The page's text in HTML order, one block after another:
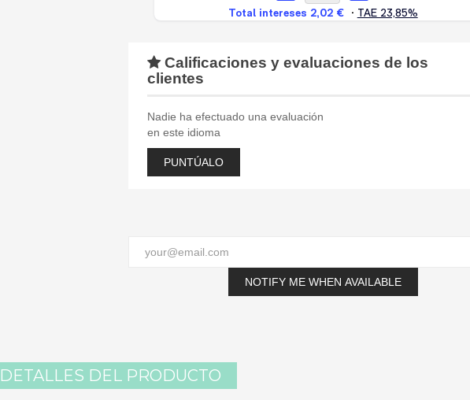
Calificaciones y evaluaciones de los
clientes
Nadie ha efectuado una evaluación
en este idioma
PUNTÚALO
NOTIFY ME WHEN AVAILABLE
DETALLES DEL PRODUCTO